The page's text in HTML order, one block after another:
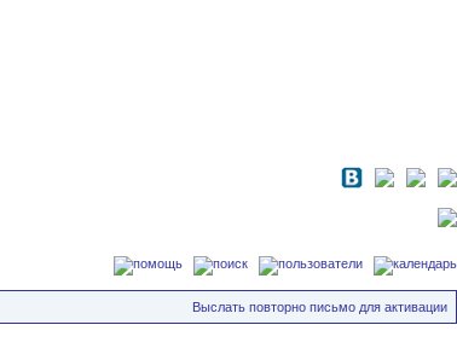
Выслать повторно письмо для активации